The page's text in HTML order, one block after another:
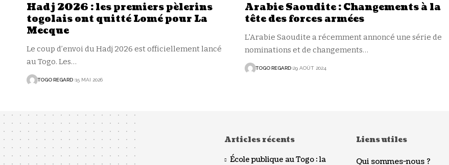
Hadj 2026 : les premiers pèlerins
togolais ont quitté Lomé pour La
Mecque
Le coup d’envoi du Hadj 2026 est officiellement lancé
au Togo. Les…
TOGO REGARD 15 MAI 2026
Arabie Saoudite : Changements à la
tête des forces armées
L'Arabie Saoudite a récemment annoncé une série de
nominations et de changements…
TOGO REGARD 29 AOÛT 2024
Articles récents
École publique au Togo : la
Liens utiles
Qui sommes-nous ?